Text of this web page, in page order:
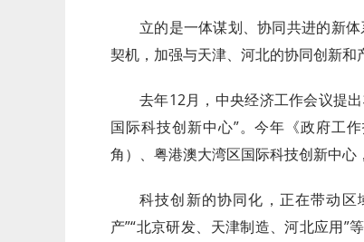
立的是一体谋划、协同共进的新
契机，加强与天津、河北的协同创新
去年12月，中央经济工作会议提
国际科技创新中心”。今年《政府工
角）、粤港澳大湾区国际科技创新中心
科技创新的协同化，正在带动
产”“北京研发、天津制造、河北应用”